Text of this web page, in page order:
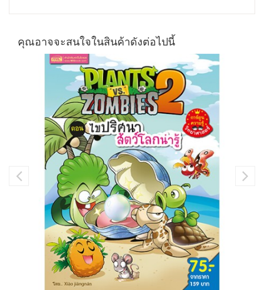
คุณอาจจะสนใจในสินค้าดังต่อไปนี้